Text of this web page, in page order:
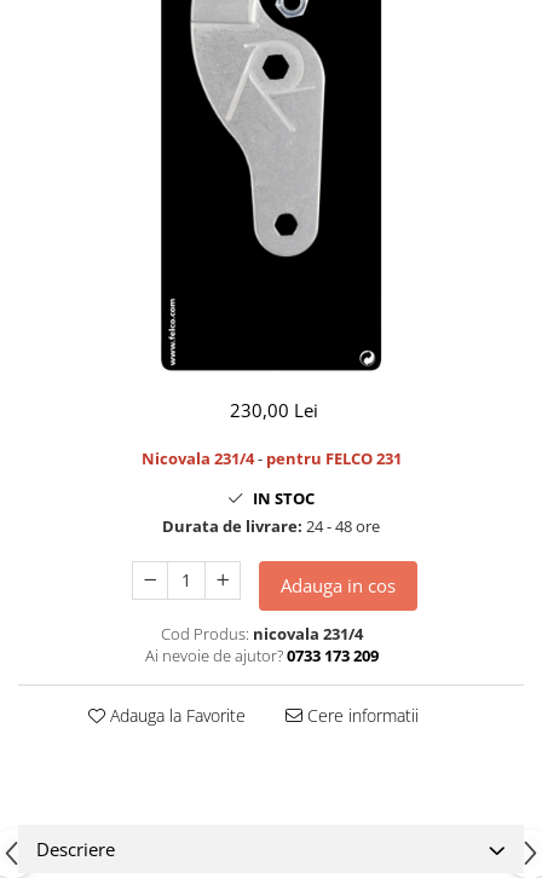
CUTITE PENTRU ALTOIT
FOARFECE ELECTRICE SI ACCESORII
UNELTE PENTRU GRADINARIT
230,00 Lei
Nicovala 231/4- pentru FELCO 231
IN STOC
Durata de livrare: 24 - 48 ore
Adauga in cos
Cod Produs: nicovala 231/4
Ai nevoie de ajutor?0733 173 209
Adauga la Favorite Cere informatii
Descriere